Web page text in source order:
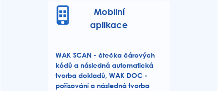
Mobilní
aplikace
WAK SCAN - čtečka čárových
kódů a následná automatická
tvorba dokladů, WAK DOC -
pořizování a následná tvorba